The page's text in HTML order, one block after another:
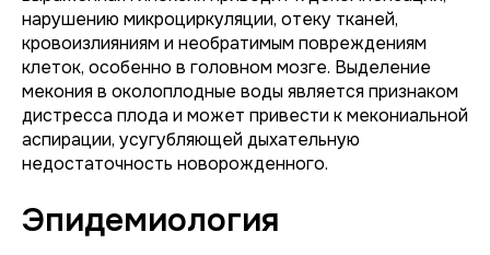
нарушению микроциркуляции, отеку тканей,
кровоизлияниям и необратимым повреждениям
клеток, особенно в головном мозге. Выделение
мекония в околоплодные воды является признаком
дистресса плода и может привести к мекониальной
аспирации, усугубляющей дыхательную
недостаточность новорожденного.
Эпидемиология